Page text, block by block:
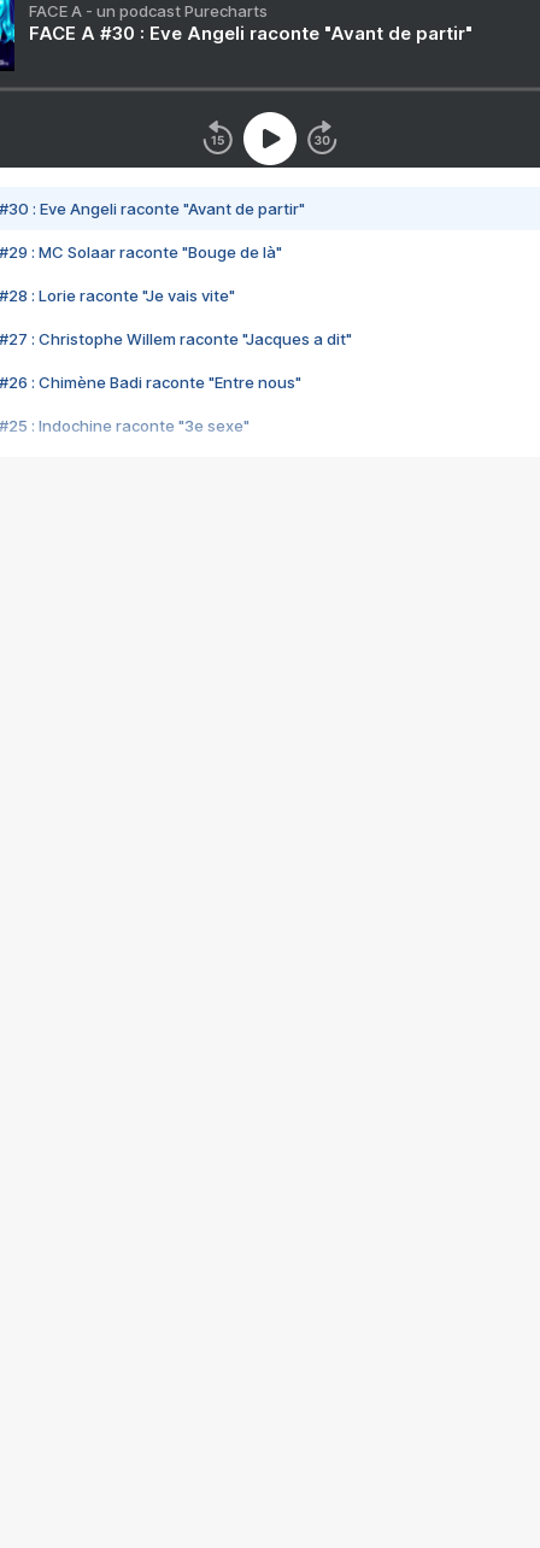
FACE A - un podcast Purecharts
FACE A #30 : Eve Angeli raconte "Avant de partir"
#30 : Eve Angeli raconte "Avant de partir"
#29 : MC Solaar raconte "Bouge de là"
#28 : Lorie raconte "Je vais vite"
#27 : Christophe Willem raconte "Jacques a dit"
#26 : Chimène Badi raconte "Entre nous"
#25 : Indochine raconte "3e sexe"